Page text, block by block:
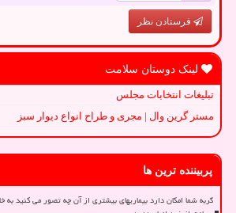
فرستادن نظر
لینک دوستان سلامت
تبلیغات انتخابات مجلس
مستر گرین وال | مجری و طراح انواع دیوار سبز
پربیننده ترین ها
گربه شما امکان دارد بیماریهای بیشتری از آن چه تصور می کنید به